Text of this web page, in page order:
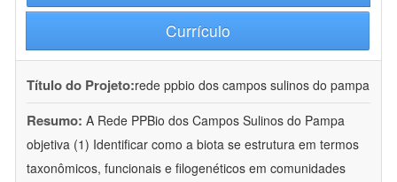
Currículo
Título do Projeto:rede ppbio dos campos sulinos do pampa
Resumo: A Rede PPBio dos Campos Sulinos do Pampa
objetiva (1) Identificar como a biota se estrutura em termos
taxonômicos, funcionais e filogenéticos em comunidades